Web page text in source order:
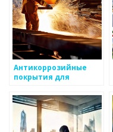
Антикоррозийные
покрытия для